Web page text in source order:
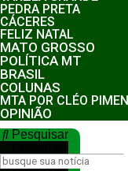
PEDRA PRETA
CÁCERES
FELIZ NATAL
MATO GROSSO
POLÍTICA MT
BRASIL
COLUNAS
MTA POR CLÉO
OPINIÃO
Pesquisar